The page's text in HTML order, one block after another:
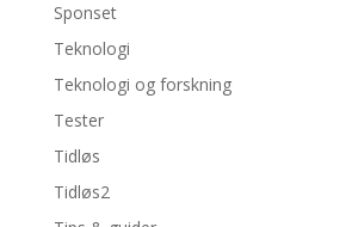
Sponset
Teknologi
Teknologi og forskning
Tester
Tidløs
Tidløs2